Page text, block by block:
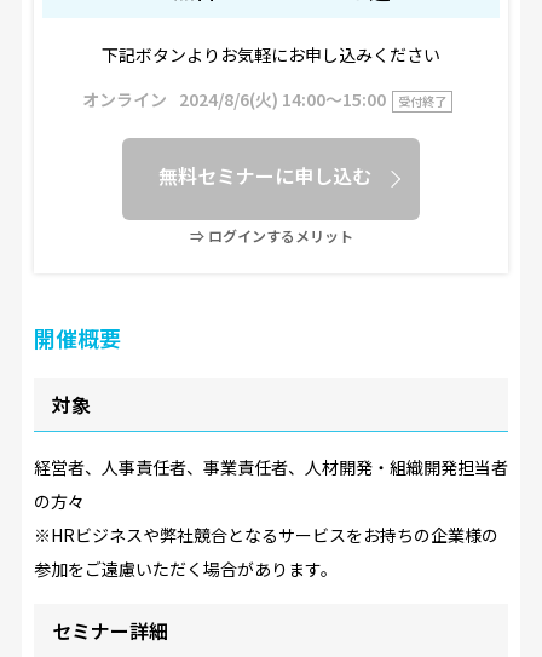
下記ボタンよりお気軽にお申し込みください
オンライン 2024/8/6(火) 14:00〜15:00 受付終了
無料セミナーに申し込む
⇒ ログインするメリット
開催概要
対象
経営者、人事責任者、事業責任者、人材開発・組織開発担当者
の方々
※HRビジネスや弊社競合となるサービスをお持ちの企業様の
参加をご遠慮いただく場合があります。
セミナー詳細